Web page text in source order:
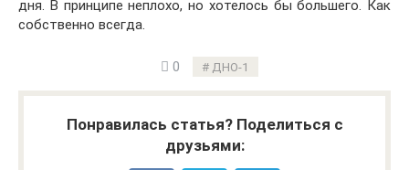
дня. В принципе неплохо, но хотелось бы большего. Как
собственно всегда.
0 ДНО-1
Понравилась статья? Поделиться с
друзьями: